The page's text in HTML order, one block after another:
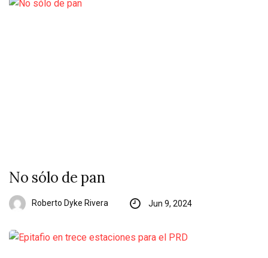
No sólo de pan
Roberto Dyke Rivera Jun 9, 2024